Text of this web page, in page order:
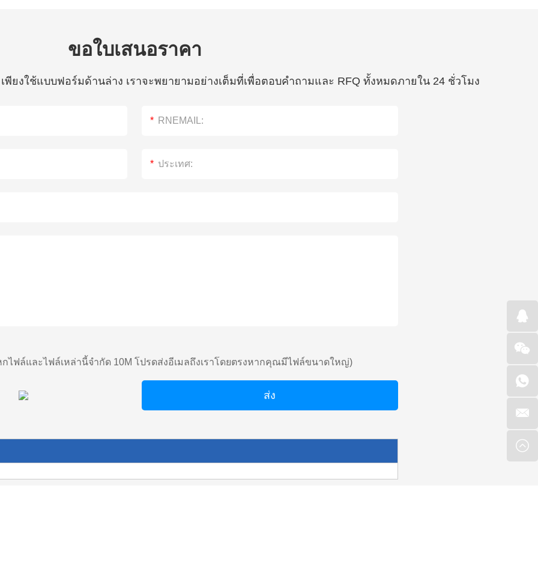
ขอใบเสนอราคา
ยงใช้แบบฟอร์มด้านล่าง เราจะพยายามอย่างเต็มที่เพื่อตอบคำถามและ RFQ ทั้งหมดภายใน 24 ชั่วโมง
ฟล์และไฟล์เหล่านี้จำกัด 10M โปรดส่งอีเมลถึงเราโดยตรงหากคุณมีไฟล์ขนาดใหญ่)